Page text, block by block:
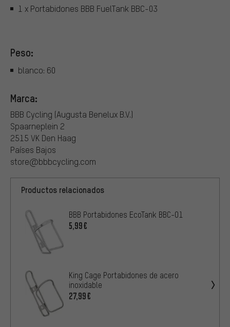
1 x Portabidones BBB FuelTank BBC-03
Peso:
blanco: 60
Marca:
BBB Cycling (Augusta Benelux B.V.)
Spaarneplein 2
2515 VK Den Haag
Países Bajos
store@bbbcycling.com
Productos relacionados
BBB Portabidones EcoTank BBC-01
5,99€
King Cage Portabidones de acero
inoxidable
27,99€